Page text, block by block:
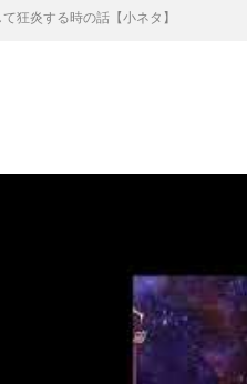
狂炎する時の話【小ネタ】